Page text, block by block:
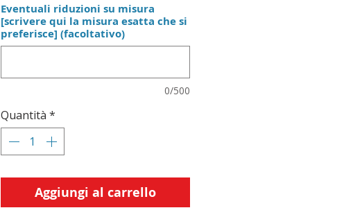
Eventuali riduzioni su misura
[scrivere qui la misura esatta che si
preferisce] (facoltativo)
0/500
Quantità *
Aggiungi al carrello